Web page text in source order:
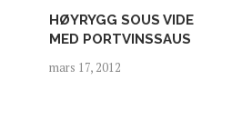
HØYRYGG SOUS VIDE
MED PORTVINSSAUS
mars 17, 2012